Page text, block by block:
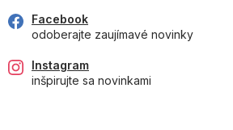
Facebook
odoberajte zaujímavé novinky
Instagram
inšpirujte sa novinkami